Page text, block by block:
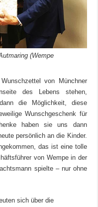
(Wempe
von Münchner
des Lebens stehen,
die Möglichkeit, diese
Wunschgeschenk für
haben sie uns dann
persönlich an die Kinder.
das ist eine tolle
von Wempe in der
spielte – nur ohne
sich über die